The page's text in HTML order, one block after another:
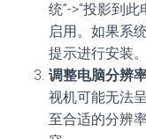
统”->“投影到
启用。如果系
提示进行安装。
调整电脑分辨
视机可能无法
至合适的分辨